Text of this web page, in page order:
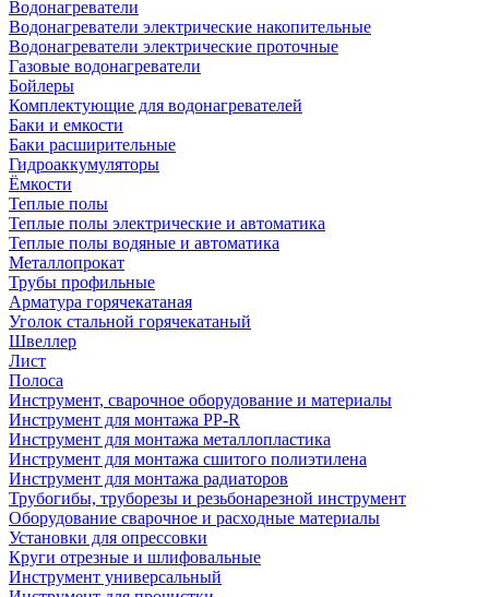
Водонагреватели
Водонагреватели электрические накопительные
Водонагреватели электрические проточные
Газовые водонагреватели
Бойлеры
Комплектующие для водонагревателей
Баки и емкости
Баки расширительные
Гидроаккумуляторы
Ёмкости
Теплые полы
Теплые полы электрические и автоматика
Теплые полы водяные и автоматика
Металлопрокат
Трубы профильные
Арматура горячекатаная
Уголок стальной горячекатаный
Швеллер
Лист
Полоса
Инструмент, сварочное оборудование и материалы
Инструмент для монтажа PP-R
Инструмент для монтажа металлопластика
Инструмент для монтажа сшитого полиэтилена
Инструмент для монтажа радиаторов
Трубогибы, труборезы и резьбонарезной инструмент
Оборудование сварочное и расходные материалы
Установки для опрессовки
Круги отрезные и шлифовальные
Инструмент универсальный